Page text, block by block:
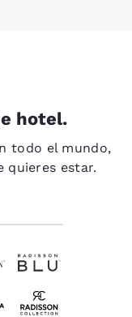
hotel.
todo el mundo,
quieres estar.